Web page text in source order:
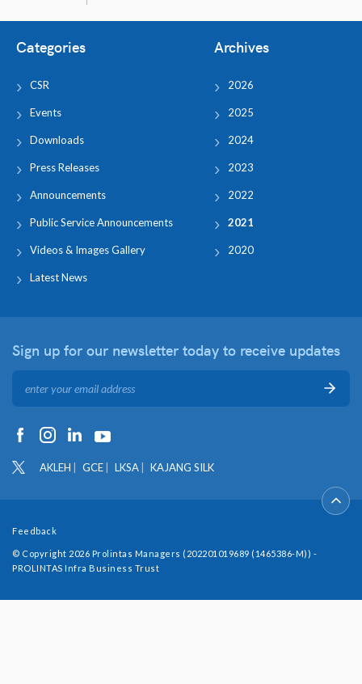
Categories
CSR
Events
Downloads
Press Releases
Announcements
Public Service Announcements
Videos & Images Gallery
Latest News
Archives
2026
2025
2024
2023
2022
2021
2020
Sign up for our newsletter today to receive updates
AKLEH GCE LKSA KAJANG SILK
Feedback
© Copyright 2026 Prolintas Managers (202201019689 (1465386-M)) -
PROLINTAS Infra Business Trust